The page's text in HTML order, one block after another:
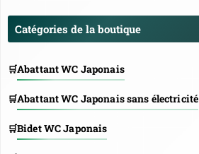
Catégories de la boutique
Abattant WC Japonais
Abattant WC Japonais sans électricité
Bidet WC Japonais